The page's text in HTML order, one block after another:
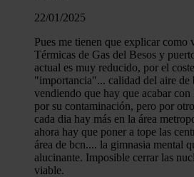
22/01/2025
Pues me tienen que explicar como
Térmicas de Gas del Besos y
actual es muy reducido, por el
"importancia"... calidad del aire de
vendiendo que hay que acabar
por su contaminación, pero por
cada dia hay más en la área
ahora hay que poner a tope las
área de bcn.... la gimnasia mental
alucinante. Imposible cerrar las
viable.